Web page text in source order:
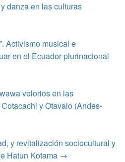
danza en las culturas
Activismo musical e
en el Ecuador plurinacional
velorios en las
y Otavalo (Andes-
y revitalización sociocultural y
Hatun Kotama →